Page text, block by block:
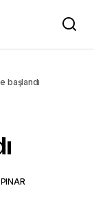
başlandı